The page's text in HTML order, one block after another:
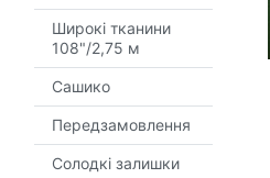
Широкі тканини
108"/2,75 м
Сашико
Передзамовлення
Солодкі залишки